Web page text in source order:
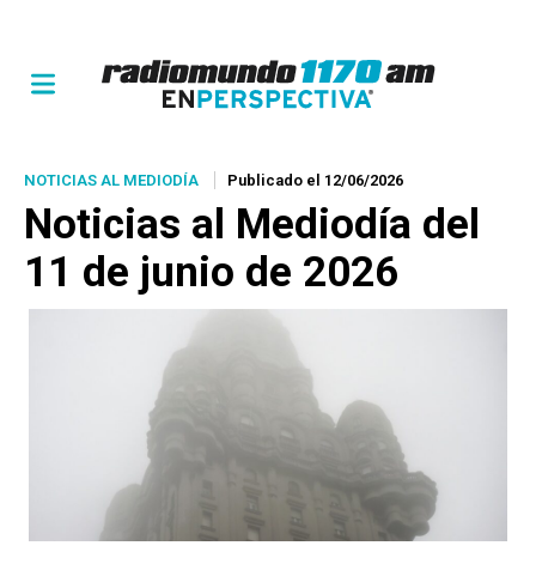
NOTICIAS AL MEDIODÍA Publicado el 12/06/2026
Noticias al Mediodía del
11 de junio de 2026